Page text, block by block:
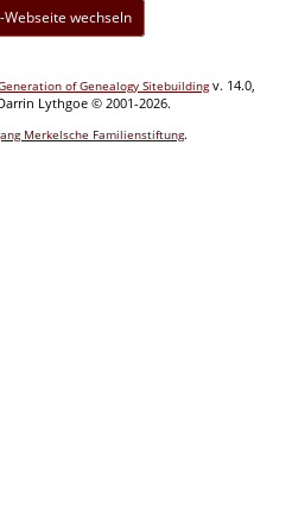
wechseln
of Genealogy Sitebuildingv. 14.0,
Lythgoe © 2001-2026.
Merkelsche Familienstiftung.